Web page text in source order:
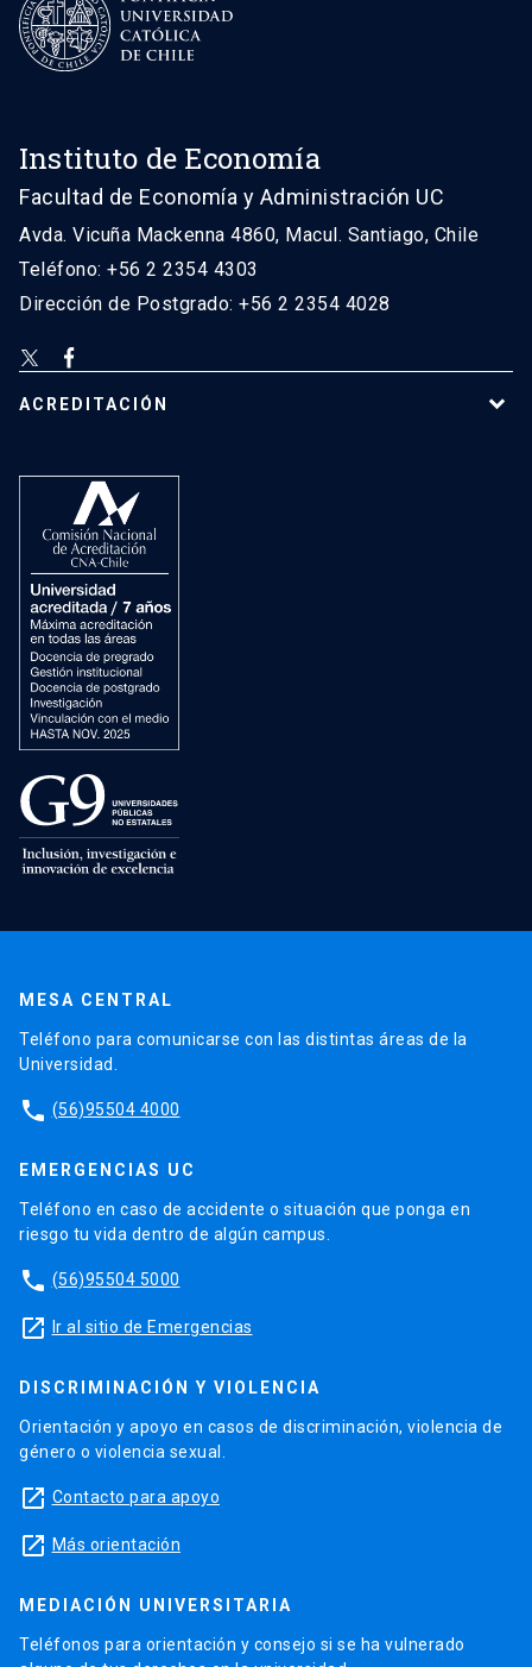
Instituto de Economía
Facultad de Economía y Administración UC
Avda. Vicuña Mackenna 4860, Macul. Santiago, Chile
Teléfono: +56 2 2354 4303
Dirección de Postgrado: +56 2 2354 4028
ACREDITACIÓN
MESA CENTRAL
Teléfono para comunicarse con las distintas áreas de la
Universidad.
phone (56)95504 4000
EMERGENCIAS UC
Teléfono en caso de accidente o situación que ponga en
riesgo tu vida dentro de algún campus.
phone (56)95504 5000
launch Ir al sitio de Emergencias
DISCRIMINACIÓN Y VIOLENCIA
Orientación y apoyo en casos de discriminación, violencia de
género o violencia sexual.
launch Contacto para apoyo
launch Más orientación
MEDIACIÓN UNIVERSITARIA
Teléfonos para orientación y consejo si se ha vulnerado